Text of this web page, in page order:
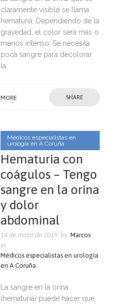
claramente visible se llama
hematuria. Dependiendo de la
gravedad, el color será más o
menos intenso. Se necesita
poca sangre para decolorar
la
MORE SHARE
Médicos especialistas en
urología en A Coruña
Hematuria con
coágulos – Tengo
sangre en la orina
y dolor
abdominal
14 de mayo de 2019 by Marcos
in
Médicos especialistas en urología
en A Coruña
La sangre en la orina
(hematuria) puede hacer que